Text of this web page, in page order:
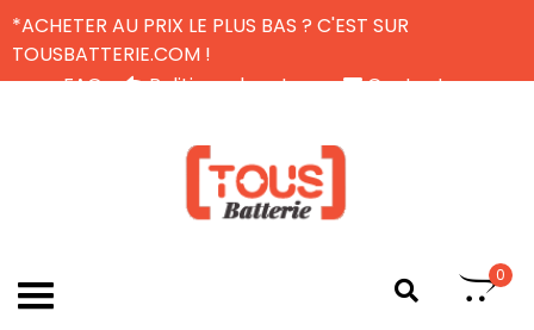
*ACHETER AU PRIX LE PLUS BAS ? C'EST SUR
TOUSBATTERIE.COM !
FAQ
Politique de retour
Contactez-nous
0